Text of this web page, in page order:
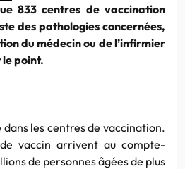
833 centres de vaccination
des pathologies concernées,
du médecin ou de l’infirmier
point.
dans les centres de vaccination.
vaccin arrivent au compte-
de personnes âgées de plus